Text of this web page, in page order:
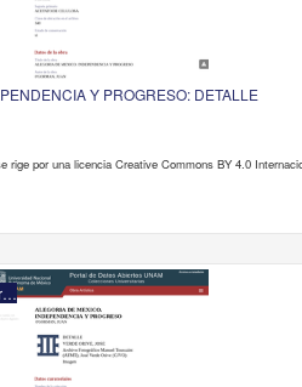
Y PROGRESO: DETALLE
rige por una licencia Creative Commons BY 4.0
Registro de colección universitaria